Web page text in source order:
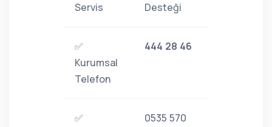
Servis
Desteği
✅
Kurumsal
Telefon
444 28 46
✅
0535 570